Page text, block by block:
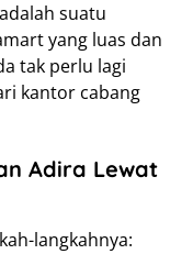
suatu
yang luas dan
tak perlu lagi
kantor cabang
Adira Lewat
langkahnya: